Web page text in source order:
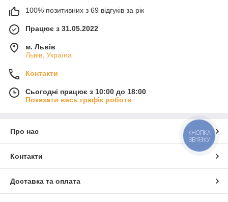
100% позитивних з 69 відгуків за рік
Працює з 31.05.2022
м. Львів
Львів, Україна
Контакти
Сьогодні працює з 10:00 до 18:00
Показати весь графік роботи
Про нас
Контакти
Доставка та оплата
КНОПКА
ЗВ'ЯЗКУ